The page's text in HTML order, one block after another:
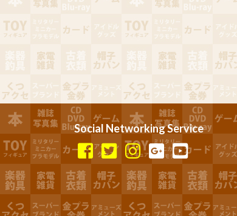
Social Networking Service